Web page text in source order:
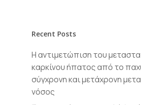
Recent Posts
Η αντιμετώπιση του
καρκίνου ήπατος από το
σύγχρονη και μετάχρονη
νόσος